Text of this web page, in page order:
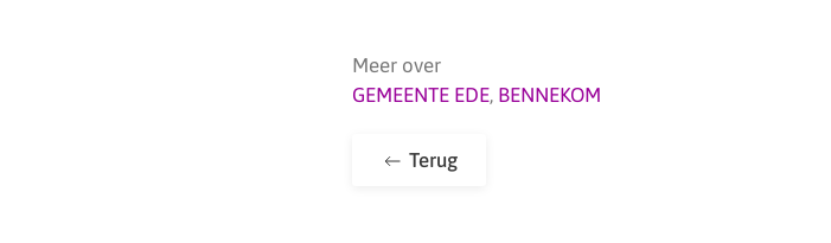
Meer over
GEMEENTE EDE, BENNEKOM
Terug